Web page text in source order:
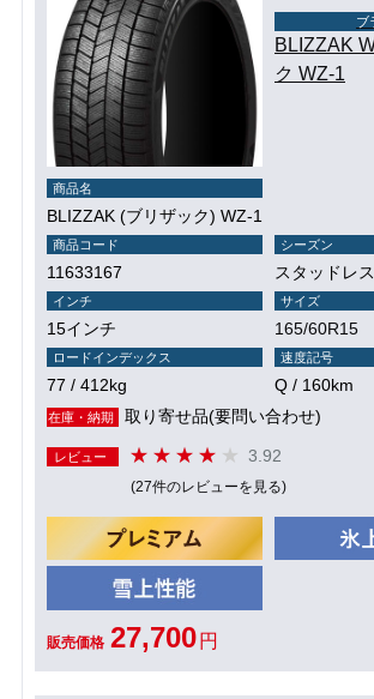
ブ
BLIZZAK
ク WZ-1
商品名
BLIZZAK (ブリザック) WZ-1
商品コード
11633167
シーズン
スタッドレス
インチ
15インチ
サイズ
165/60R15
ロードインデックス
77 / 412kg
速度記号
Q / 160km
在庫・納期 取り寄せ品(要問い合わせ)
レビュー 3.92
(27件のレビューを見る)
販売価格 27,700 円